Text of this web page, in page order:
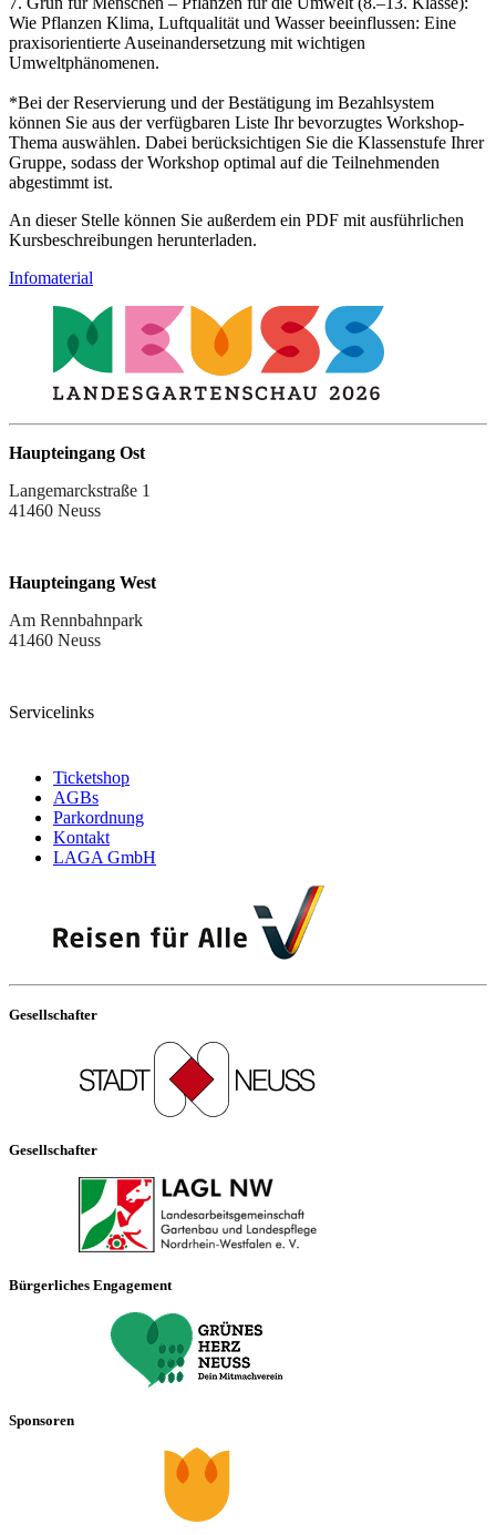
Wie Pflanzen Klima, Luftqualität und Wasser beeinflussen: Eine
praxisorientierte Auseinandersetzung mit wichtigen
Umweltphänomenen.
*Bei der Reservierung und der Bestätigung im Bezahlsystem
können Sie aus der verfügbaren Liste Ihr bevorzugtes Workshop-
Thema auswählen. Dabei berücksichtigen Sie die Klassenstufe Ihrer
Gruppe, sodass der Workshop optimal auf die Teilnehmenden
abgestimmt ist.
An dieser Stelle können Sie außerdem ein PDF mit ausführlichen
Kursbeschreibungen herunterladen.
Infomaterial
Haupteingang Ost
Langemarckstraße 1
41460 Neuss
Haupteingang West
Am Rennbahnpark
41460 Neuss
Servicelinks
Ticketshop
AGBs
Parkordnung
Kontakt
LAGA GmbH
Gesellschafter
Gesellschafter
Bürgerliches Engagement
Sponsoren